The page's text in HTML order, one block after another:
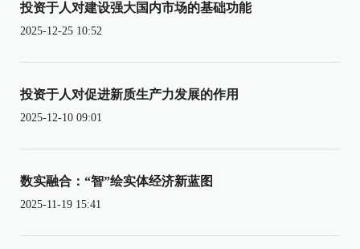
投资于人对建设强大国内市场的基础功能
2025-12-25 10:52
投资于人对促进新质生产力发展的作用
2025-12-10 09:01
数实融合：“智”绘实体经济新蓝图
2025-11-19 15:41